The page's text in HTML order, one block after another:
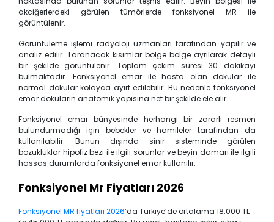
akciğerlerdeki görülen tümörlerde fonksiyonel MR ile
görüntülenir.
Görüntüleme işlemi radyoloji uzmanları tarafından yapılır ve
analiz edilir. Taranacak kısımlar bölge bölge ayrılarak detaylı
bir şekilde görüntülenir. Toplam çekim suresi 30 dakikayı
bulmaktadır. Fonksiyonel emar ile hasta olan dokular ile
normal dokular kolayca ayırt edilebilir. Bu nedenle fonksiyonel
emar dokuların anatomik yapısına net bir şekilde ele alır.
Fonksiyonel emar bünyesinde herhangi bir zararlı resmen
bulundurmadığı için bebekler ve hamileler tarafından da
kullanılabilir. Bunun dışında sinir sisteminde görülen
bozukluklar hipofiz bezi ile ilgili sorunlar ve beyin damarı ile ilgili
hassas durumlarda fonksiyonel emar kullanılır.
Fonksiyonel Mr Fiyatları 2026
Fonksiyonel MR fiyatları 2026’da Türkiye’de ortalama 18.000 TL